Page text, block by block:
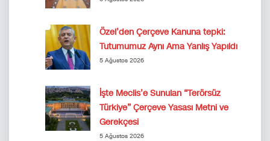
Özel’den Çerçeve Kanuna tepki:
Tutumumuz Aynı Ama Yanlış Yapıldı
5 Ağustos 2026
İşte Meclis’e Sunulan “Terörsüz
Türkiye” Çerçeve Yasası Metni ve
Gerekçesi
5 Ağustos 2026